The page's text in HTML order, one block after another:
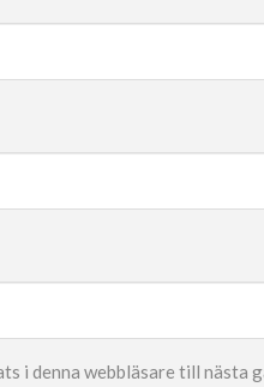
i denna webbläsare till nästa